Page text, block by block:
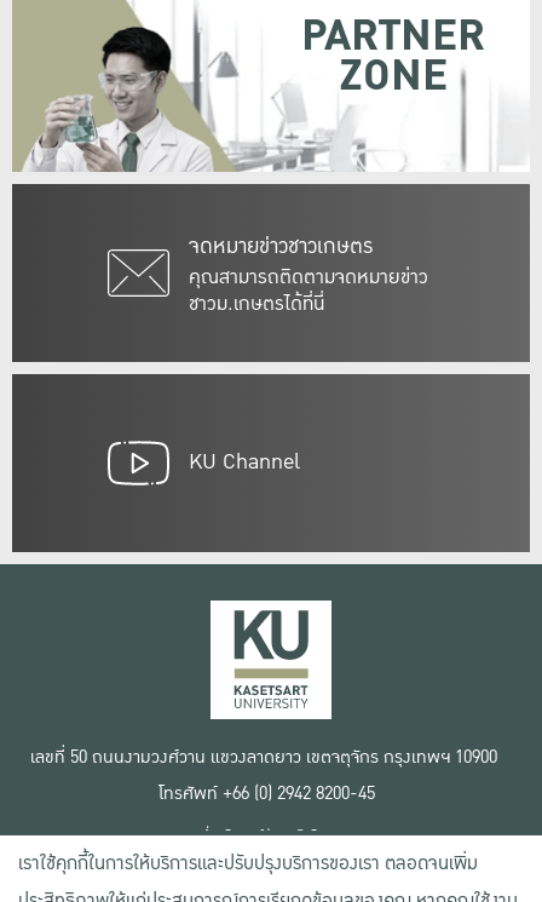
จดหมายข่าวชาวเกษตร
คุณสามารถติดตามจดหมายข่าว
ชาวม.เกษตรได้ที่นี่
PARTNER
ZONE
KU Channel
เลขที่ 50 ถนนงามวงศ์วาน แขวงลาดยาว เขตจตุจักร กรุงเทพฯ 10900
โทรศัพท์ +66 (0) 2942 8200-45
เงื่อนไขการใช้งานเว็บไซต์
ข้อตกลงด้านสิทธิ์ใช้งาน
นโยบายความเป็นส่วนตัว
เราใช้คุกกี้ในการให้บริการและปรับปรุงบริการของเรา ตลอดจนเพิ่ม